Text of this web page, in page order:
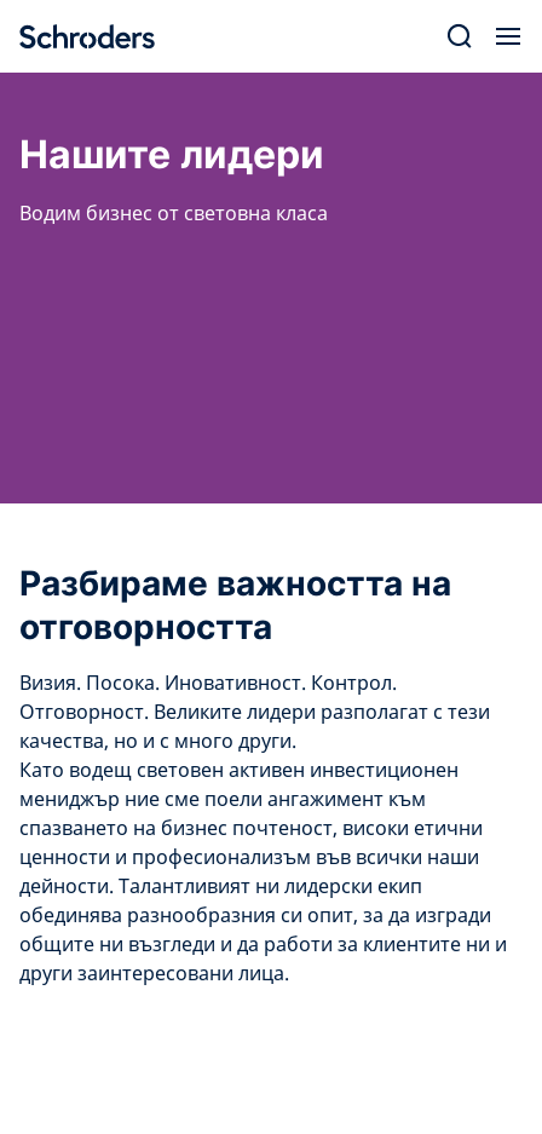
content
Нашите лидери
Водим бизнес от световна класа
Разбираме важността на
отговорността
Визия. Посока. Иновативност. Контрол.
Отговорност. Великите лидери разполагат с тези
качества, но и с много други.
Като водещ световен активен инвестиционен
мениджър ние сме поели ангажимент към
спазването на бизнес почтеност, високи етични
ценности и професионализъм във всички наши
дейности. Талантливият ни лидерски екип
обединява разнообразния си опит, за да изгради
общите ни възгледи и да работи за клиентите ни и
други заинтересовани лица.